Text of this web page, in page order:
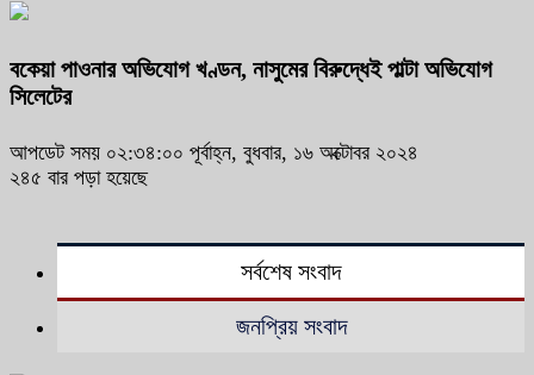
বকেয়া পাওনার অভিযোগ খণ্ডন, নাসুমের বিরুদ্ধেই পাল্টা অভিযোগ
সিলেটের
আপডেট সময় ০২:৩৪:০০ পূর্বাহ্ন, বুধবার, ১৬ অক্টোবর ২০২৪
২৪৫ বার পড়া হয়েছে
সর্বশেষ সংবাদ
জনপ্রিয় সংবাদ